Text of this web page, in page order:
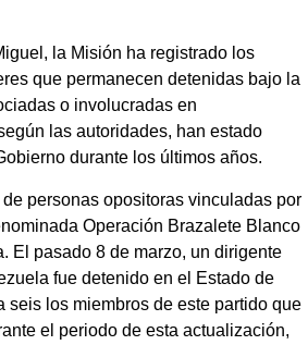
la Misión ha registrado los
que permanecen detenidas bajo la
o involucradas en
las autoridades, han estado
durante los últimos años.
personas opositoras vinculadas por
Operación Brazalete Blanco
El pasado 8 de marzo, un dirigente
fue detenido en el Estado de
seis los miembros de este partido que
el periodo de esta actualización,